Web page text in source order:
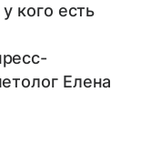
кого есть
Елена